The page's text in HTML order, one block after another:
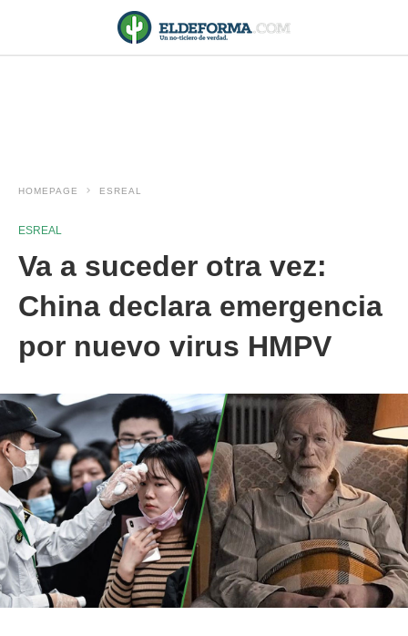
HOMEPAGE ESREAL
ESREAL
Va a suceder otra vez:
China declara emergencia
por nuevo virus HMPV